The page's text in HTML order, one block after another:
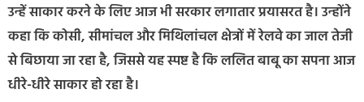
उन्हें साकार करने के लिए आज भी सरकार लगातार प्रयासरत है। उन्होंने
कहा कि कोसी, सीमांचल और मिथिलांचल क्षेत्रों में रेलवे का जाल तेजी
से बिछाया जा रहा है, जिससे यह स्पष्ट है कि ललित बाबू का सपना आज
धीरे-धीरे साकार हो रहा है।